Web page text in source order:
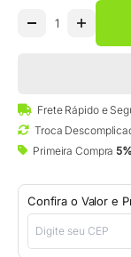
Frete Rápido e
Troca
Primeira Compra
Confira o Valor e